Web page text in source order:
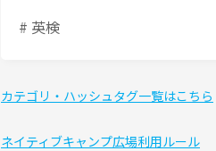
# 英検
カテゴリ・ハッシュタグ一覧はこちら
ネイティブキャンプ広場利用ルール